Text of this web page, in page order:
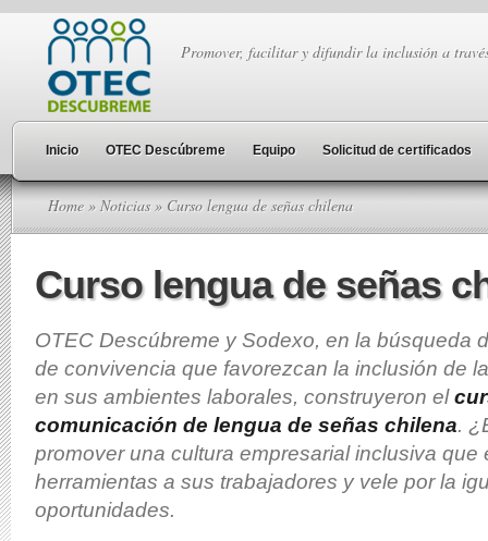
Promover, facilitar y difundir la inclusión a
Inicio OTEC Descúbreme Equipo Solicitud de certificados
Home » Noticias» Curso lengua de señas chilena
Curso lengua de señas
OTEC Descúbreme y Sodexo, en la búsqueda
de convivencia que favorezcan la inclusión de
en sus ambientes laborales, construyeron el
comunicación de lengua de señas chilena.
promover una cultura empresarial inclusiva que
herramientas a sus trabajadores y vele por la
oportunidades.